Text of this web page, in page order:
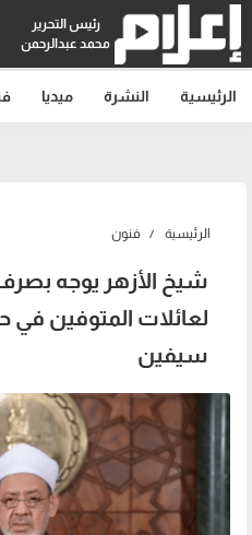
رئيس التحرير
محمد عبدالرحمن
الرئيسية النشرة ميديا
الرئيسية فنون
شيخ الأزهر يوجه
لعائلات المتوفين في
سيفين